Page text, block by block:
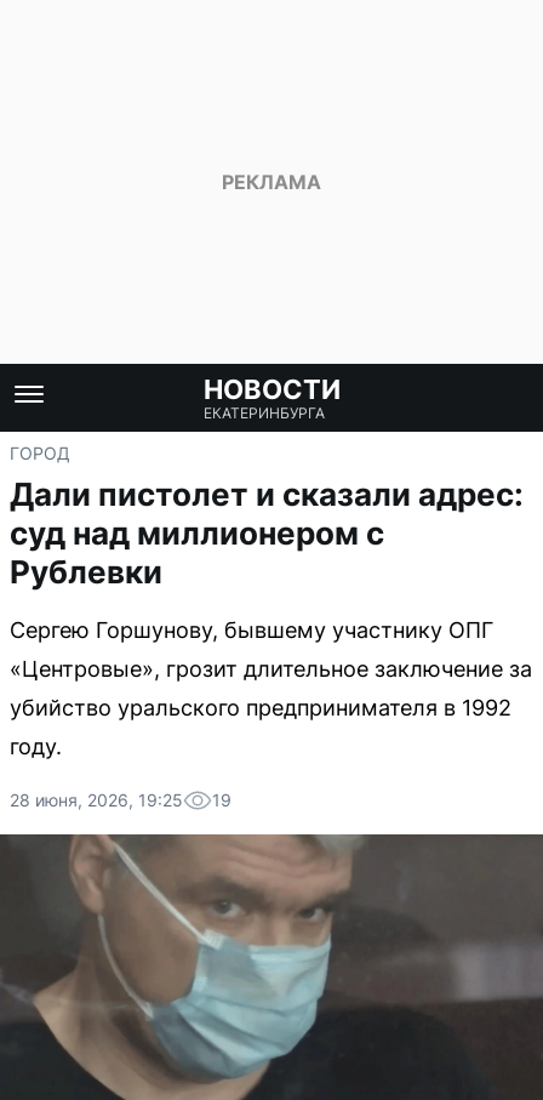
НОВОСТИ
ЕКАТЕРИНБУРГА
ГОРОД
Дали пистолет и сказали адрес:
суд над миллионером с
Рублевки
Сергею Горшунову, бывшему участнику ОПГ
«Центровые», грозит длительное заключение за
убийство уральского предпринимателя в 1992
году.
28 июня, 2026, 19:25 19